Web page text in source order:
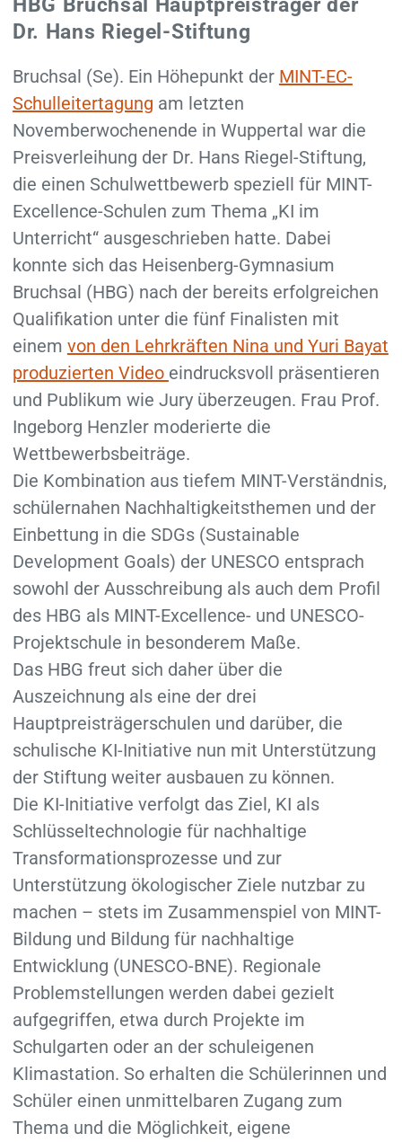
Dr. Hans Riegel-Stiftung
Bruchsal (Se). Ein Höhepunkt der MINT-EC-
Schulleitertagung am letzten
Novemberwochenende in Wuppertal war die
Preisverleihung der Dr. Hans Riegel-Stiftung,
die einen Schulwettbewerb speziell für MINT-
Excellence-Schulen zum Thema „KI im
Unterricht“ ausgeschrieben hatte. Dabei
konnte sich das Heisenberg-Gymnasium
Bruchsal (HBG) nach der bereits erfolgreichen
Qualifikation unter die fünf Finalisten mit
einem von den Lehrkräften Nina und Yuri Bayat
produzierten Video eindrucksvoll präsentieren
und Publikum wie Jury überzeugen. Frau Prof.
Ingeborg Henzler moderierte die
Wettbewerbsbeiträge.
Die Kombination aus tiefem MINT-Verständnis,
schülernahen Nachhaltigkeitsthemen und der
Einbettung in die SDGs (Sustainable
Development Goals) der UNESCO entsprach
sowohl der Ausschreibung als auch dem Profil
des HBG als MINT-Excellence- und UNESCO-
Projektschule in besonderem Maße.
Das HBG freut sich daher über die
Auszeichnung als eine der drei
Hauptpreisträgerschulen und darüber, die
schulische KI-Initiative nun mit Unterstützung
der Stiftung weiter ausbauen zu können.
Die KI-Initiative verfolgt das Ziel, KI als
Schlüsseltechnologie für nachhaltige
Transformationsprozesse und zur
Unterstützung ökologischer Ziele nutzbar zu
machen – stets im Zusammenspiel von MINT-
Bildung und Bildung für nachhaltige
Entwicklung (UNESCO-BNE). Regionale
Problemstellungen werden dabei gezielt
aufgegriffen, etwa durch Projekte im
Schulgarten oder an der schuleigenen
Klimastation. So erhalten die Schülerinnen und
Schüler einen unmittelbaren Zugang zum
Thema und die Möglichkeit, eigene